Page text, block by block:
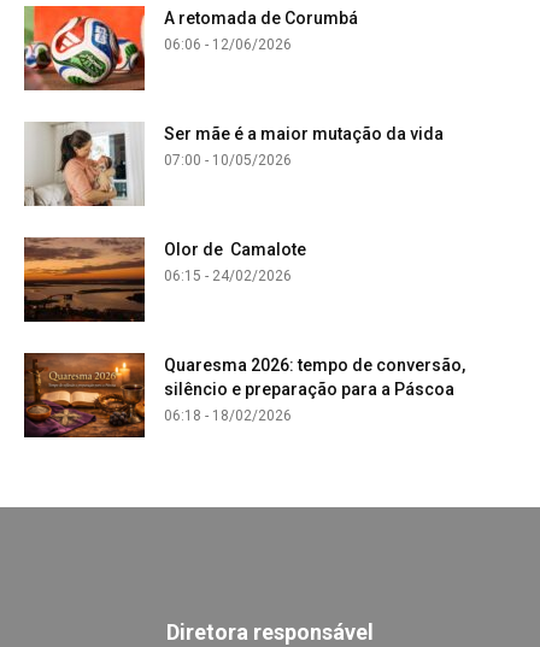
A retomada de Corumbá
06:06 - 12/06/2026
Ser mãe é a maior mutação da vida
07:00 - 10/05/2026
Olor de Camalote
06:15 - 24/02/2026
Quaresma 2026: tempo de conversão,
silêncio e preparação para a Páscoa
06:18 - 18/02/2026
Diretora responsável